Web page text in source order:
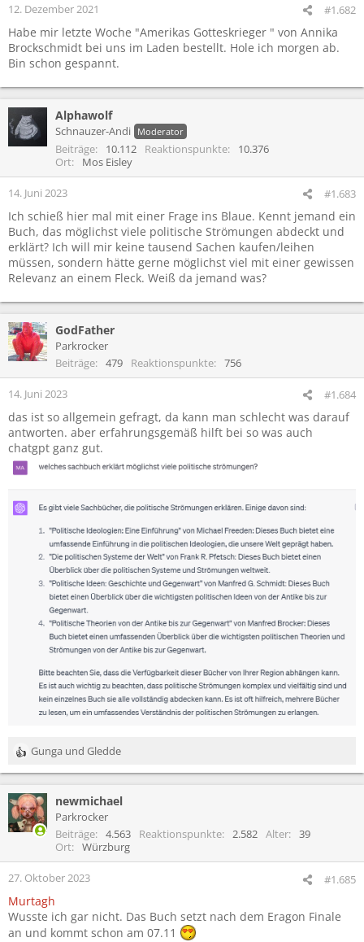
12. Dezember 2021 #1.682
Habe mir letzte Woche "Amerikas Gotteskrieger " von Annika
Brockschmidt bei uns im Laden bestellt. Hole ich morgen ab.
Bin schon gespannt.
Alphawolf
Schnauzer-Andi Moderator
Beiträge 10.112 Reaktionspunkte
10.376
Ort
Mos Eisley
14. Juni 2023 #1.683
Ich schieß hier mal mit einer Frage ins Blaue. Kennt jemand ein
Buch, das möglichst viele politische Strömungen abdeckt und
erklärt? Ich will mir keine tausend Sachen kaufen/leihen
müssen, sondern hätte gerne möglichst viel mit einer gewissen
Relevanz an einem Fleck. Weiß da jemand was?
GodFather
Parkrocker
Beiträge
479 Reaktionspunkte 756
14. Juni 2023 #1.684
das ist so allgemein gefragt, da kann man schlecht was darauf
antworten. aber erfahrungsgemäß hilft bei so was auch
chatgpt ganz gut.
R
e
k
t
i
n
e
:
Gunga und Gledde
newmichael
Parkrocker
Beiträge
4.563 Reaktionspunkte 2.582 Alter
39
Ort
Würzburg
27. Oktober 2023 #1.685
Murtagh
Wusste ich gar nicht. Das Buch setzt nach dem Eragon Finale
an und kommt schon am 07.11